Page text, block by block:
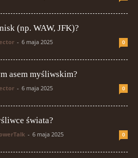
(np. WAW, JFK)?
- 6 maja 2025 0
asem myśliwskim?
- 6 maja 2025 0
świata?
- 6 maja 2025 0